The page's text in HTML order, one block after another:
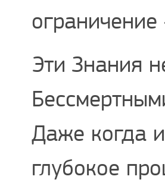
Эти Знания
Даже когда
глубокое